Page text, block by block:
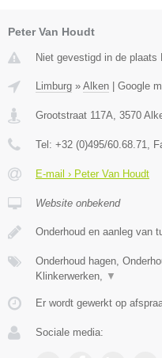
Peter Van Houdt
Niet gevestigd in de plaats
Limburg » Alken Google
Grootstraat 117A, 3570
Tel: +32 (0)495/60.68.71,
E-mail › Peter Van Houdt
Website onbekend
Onderhoud en aanleg van
Onderhoud hagen,
Klinkerwerken, ▼
Er wordt gewerkt op
Sociale media: